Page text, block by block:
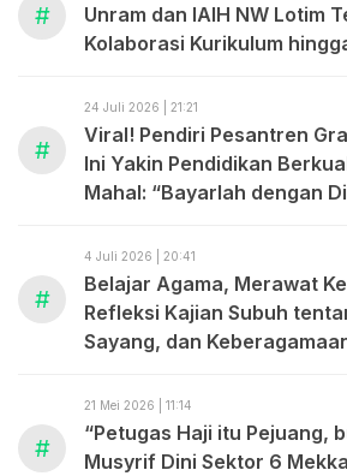
#
Unram dan IAIH NW Lotim
Kolaborasi Kurikulum
#
24 Juli 2026 | 21:21
Viral! Pendiri Pesantren
Ini Yakin Pendidikan
Mahal: “Bayarlah dengan
#
4 Juli 2026 | 20:41
Belajar Agama, Merawat
Refleksi Kajian Subuh
Sayang, dan
#
21 Mei 2026 | 11:14
“Petugas Haji itu Pejuang,
Musyrif Dini Sektor 6